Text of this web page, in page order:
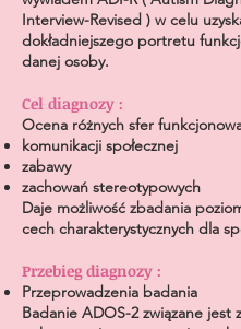
Interview-Revised ) w celu
dokładniejszego portretu
danej osoby.
Cel diagnozy :
Ocena różnych sfer
komunikacji społecznej
zabawy
zachowań stereotypowych
Daje możliwość zbadania
cech charakterystycznych dla
Przebieg diagnozy :
Przeprowadzenia badania
Badanie ADOS-2 związane jest z